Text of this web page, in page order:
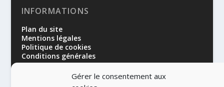
Gérer le consentement aux
INFORMATIONS
Plan du site
Mentions légales
Politique de cookies
Conditions générales